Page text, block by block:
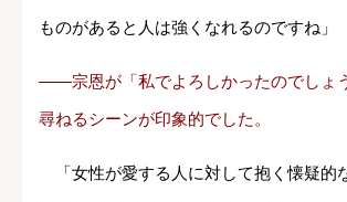
ものがあると人は強くなれるのですね」
――宗恩が「私でよろしかったのでしょ
尋ねるシーンが印象的でした。
「女性が愛する人に対して抱く懐疑的